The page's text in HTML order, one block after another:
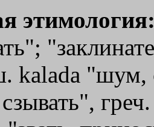
kalada "шум,